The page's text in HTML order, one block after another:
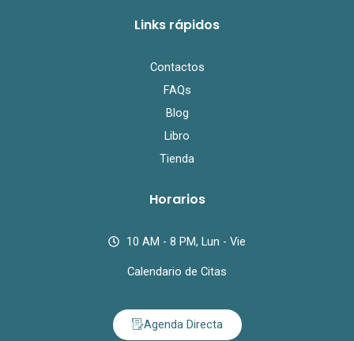
Links rápidos
Contactos
FAQs
Blog
Libro
Tienda
Horarios
10 AM - 8 PM, Lun - Vie
Calendario de Citas
Agenda Directa